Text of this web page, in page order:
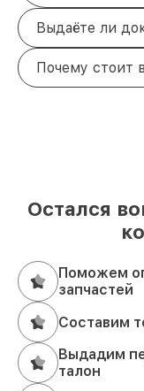
Выдаёте ли
Почему стоит
Остался
Поможем
запчастей
Составим
Выдадим
талон